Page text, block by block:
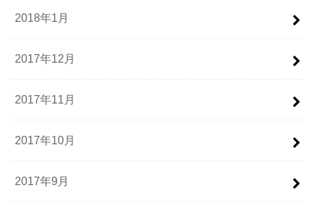
2018年1月
2017年12月
2017年11月
2017年10月
2017年9月